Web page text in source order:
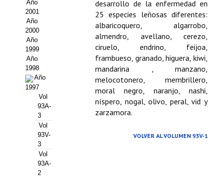
CONTACTO
BUSCADOR
Año
2001
Año
2000
Año
1999
Año
1998
Año
1997
Vol
93A-
3
Vol
93V-
3
Vol
93A-
2
desarrollo de la enfermedad en
25 especies leñosas diferentes:
albaricoquero, algarrobo,
almendro, avellano, cerezo,
ciruelo, endrino, feijoa,
frambueso, granado, higuera, kiwi,
mandarina , manzano,
melocotonero, membrillero,
moral negro, naranjo, nashi,
níspero, nogal, olivo, peral, vid y
zarzamora.
VOLVER AL VOLUMEN 93V-1